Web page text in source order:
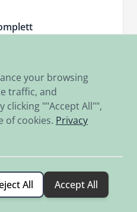
Cart
your browsing
traffic, and
clicking ""Accept All"",
of cookies. Privacy
All Accept All